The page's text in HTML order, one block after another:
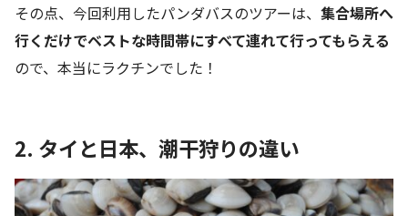
その点、今回利用したパンダバスのツアーは、 集合場所へ
行くだけでベストな時間帯にすべて連れて行ってもらえる
ので、本当にラクチンでした！
2. タイと日本、潮干狩りの違い